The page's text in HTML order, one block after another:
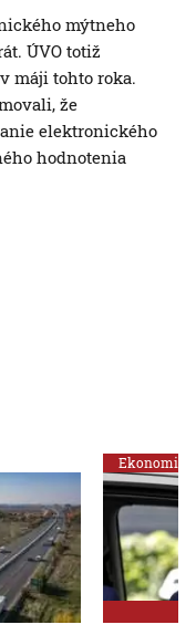
mýtneho
ÚVO totiž
máji tohto roka.
že
elektronického
hodnotenia
Ekonomika